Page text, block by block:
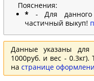
Пояснения:
* - Для данного
частичный выкуп!
Данные указаны для
1000руб. и вес -
на странице